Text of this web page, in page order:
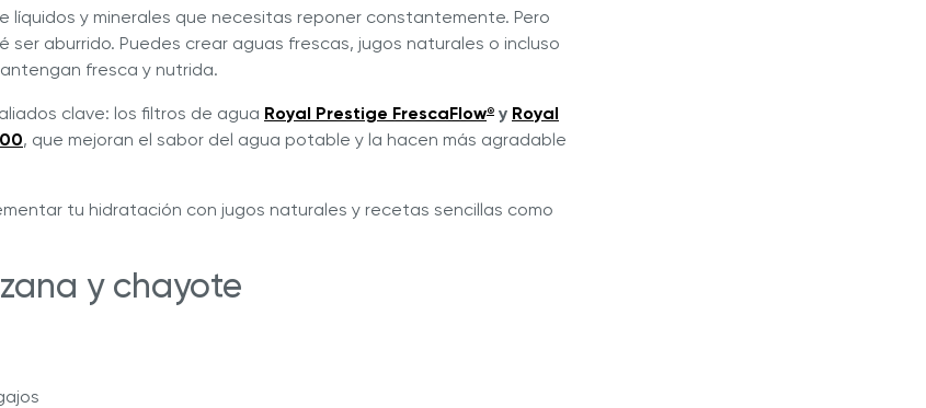
líquidos y minerales que necesitas reponer constantemente. Pero
aburrido. Puedes crear aguas frescas, jugos naturales o incluso
fresca y nutrida.
clave: los filtros de agua Royal Prestige FrescaFlow® y Royal
, que mejoran el sabor del agua potable y la hacen más agradable
tu hidratación con jugos naturales y recetas sencillas como
y chayote